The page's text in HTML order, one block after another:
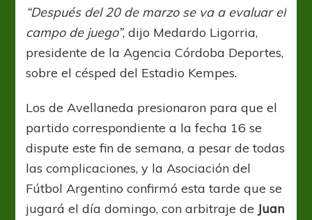
“Después del 20 de marzo se va a evaluar el
campo de juego”, dijo Medardo Ligorria,
presidente de la Agencia Córdoba Deportes,
sobre el césped del Estadio Kempes.
Los de Avellaneda presionaron para que el
partido correspondiente a la fecha 16 se
dispute este fin de semana, a pesar de todas
las complicaciones, y la Asociación del
Fútbol Argentino confirmó esta tarde que se
jugará el día domingo, con arbitraje de Juan